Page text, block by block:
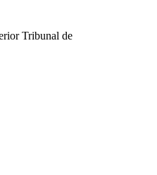
Tribunal de